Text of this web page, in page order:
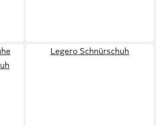
Legero Schnürschuh